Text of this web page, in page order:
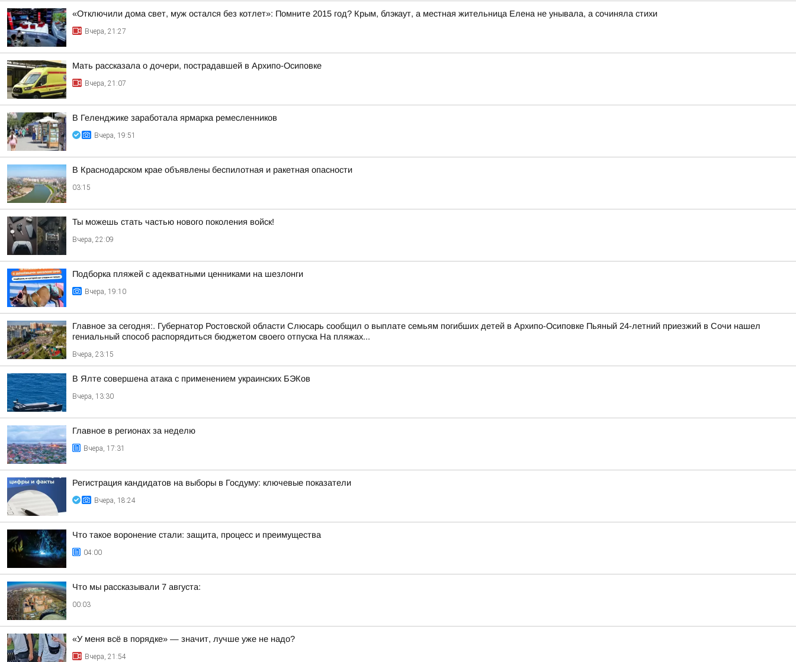
«Отключили дома свет, муж остался без котлет»: Помните 2015 год? Крым, блэкаут, а местная жительница Елена не унывала, а сочиняла стихи
Вчера, 21:27
Мать рассказала о дочери, пострадавшей в Архипо-Осиповке
Вчера, 21:07
В Геленджике заработала ярмарка ремесленников
Вчера, 19:51
В Краснодарском крае объявлены беспилотная и ракетная опасности
03:15
Ты можешь стать частью нового поколения войск!
Вчера, 22:09
Подборка пляжей с адекватными ценниками на шезлонги
Вчера, 19:10
Главное за сегодня:. Губернатор Ростовской области Слюсарь сообщил о выплате семьям погибших детей в Архипо-Осиповке Пьяный 24-летний приезжий в Сочи нашел
гениальный способ распорядиться бюджетом своего отпуска На пляжах...
Вчера, 23:15
В Ялте совершена атака с применением украинских БЭКов
Вчера, 13:30
Главное в регионах за неделю
Вчера, 17:31
Регистрация кандидатов на выборы в Госдуму: ключевые показатели
Вчера, 18:24
Что такое воронение стали: защита, процесс и преимущества
04:00
Что мы рассказывали 7 августа:
00:03
«У меня всё в порядке» — значит, лучше уже не надо?
Вчера, 21:54